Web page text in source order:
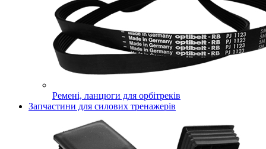
Ремені, ланцюги для орбітреків
Запчастини для силових тренажерів